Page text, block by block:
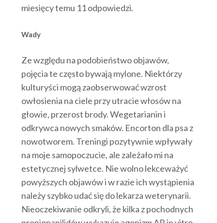
miesięcy temu 11 odpowiedzi.
Wady
Ze względu na podobieństwo objawów,
pojęcia te często bywają mylone. Niektórzy
kulturyści mogą zaobserwować wzrost
owłosienia na ciele przy utracie włosów na
głowie, przerost brody. Wegetarianin i
odkrywca nowych smaków. Encorton dla psa z
nowotworem. Treningi pozytywnie wpływały
na moje samopoczucie, ale zależało mi na
estetycznej sylwetce. Nie wolno lekceważyć
powyższych objawów i w razie ich wystąpienia
należy szybko udać się do lekarza weterynarii.
Nieoczekiwanie odkryli, że kilka z pochodnych